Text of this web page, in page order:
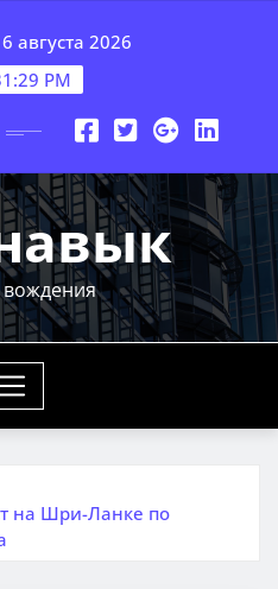
августа 2026
PM
на Шри-Ланке по